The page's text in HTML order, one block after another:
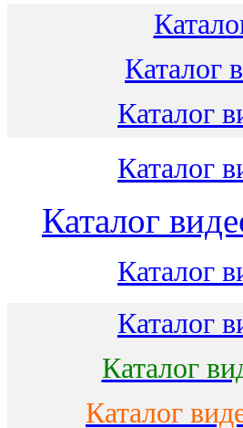
Каталог
Каталог
Каталог
Каталог
Каталог
Каталог
Каталог
Каталог